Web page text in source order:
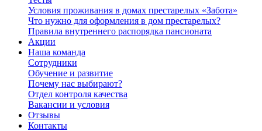
Условия проживания в домах престарелых «Забота»
Что нужно для оформления в дом престарелых?
Правила внутреннего распорядка пансионата
Акции
Наша команда
Сотрудники
Обучение и развитие
Почему нас выбирают?
Отдел контроля качества
Вакансии и условия
Отзывы
Контакты